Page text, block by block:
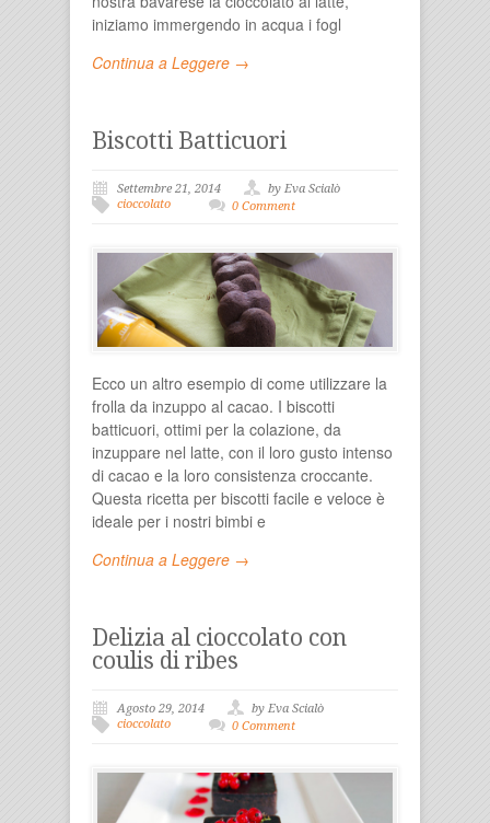
iniziamo immergendo in acqua i fogl
Continua a Leggere →
Biscotti Batticuori
Settembre 21, 2014
by Eva Scialò
cioccolato
0 Comment
Ecco un altro esempio di come utilizzare la
frolla da inzuppo al cacao. I biscotti
batticuori, ottimi per la colazione, da
inzuppare nel latte, con il loro gusto intenso
di cacao e la loro consistenza croccante.
Questa ricetta per biscotti facile e veloce è
ideale per i nostri bimbi e
Continua a Leggere →
Delizia al cioccolato con
coulis di ribes
Agosto 29, 2014
by Eva Scialò
cioccolato
0 Comment